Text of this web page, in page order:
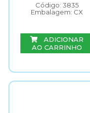
Código: 3835
Embalagem: CX
ADICIONAR
AO CARRINHO